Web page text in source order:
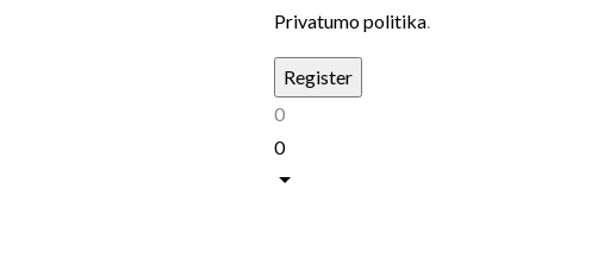
Privatumo politika.
0
0